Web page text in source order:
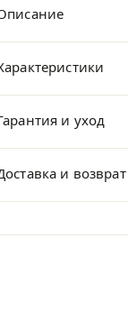
и уход
и возврат